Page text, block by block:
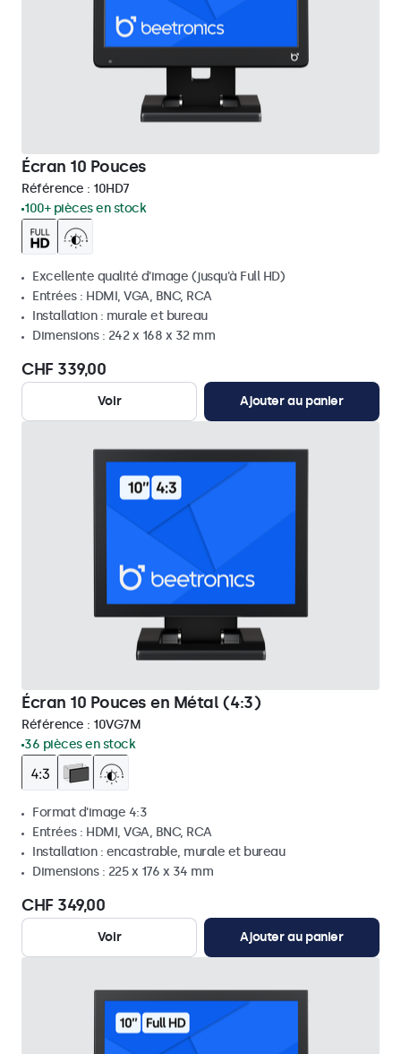
Écran 10 Pouces
Référence : 10HD7
100+ pièces en stock
Excellente qualité d'image (jusqu'à Full HD)
Entrées : HDMI, VGA, BNC, RCA
Installation : murale et bureau
Dimensions : 242 x 168 x 32 mm
CHF 339,00
Voir Ajouter au panier
Écran 10 Pouces en Métal (4:3)
Référence : 10VG7M
36 pièces en stock
Format d'image 4:3
Entrées : HDMI, VGA, BNC, RCA
Installation : encastrable, murale et bureau
Dimensions : 225 x 176 x 34 mm
CHF 349,00
Voir Ajouter au panier